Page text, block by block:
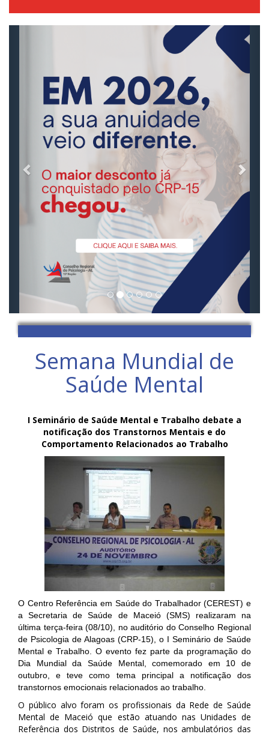
Semana Mundial de
Saúde Mental
I Seminário de Saúde Mental e Trabalho debate a
notificação dos Transtornos Mentais e do
Comportamento Relacionados ao Trabalho
O Centro Referência em Saúde do Trabalhador (CEREST) e
a Secretaria de Saúde de Maceió (SMS) realizaram na
última terça-feira (08/10), no auditório do Conselho Regional
de Psicologia de Alagoas (CRP-15), o I Seminário de Saúde
Mental e Trabalho. O evento fez parte da programação do
Dia Mundial da Saúde Mental, comemorado em 10 de
outubro, e teve como tema principal a notificação dos
transtornos emocionais relacionados ao trabalho.
O público alvo foram os profissionais da Rede de Saúde
Mental de Maceió que estão atuando nas Unidades de
Referência dos Distritos de Saúde, nos ambulatórios das